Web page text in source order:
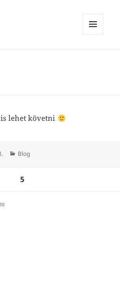
lehet követni
Kategória
Blog
OLDAL5